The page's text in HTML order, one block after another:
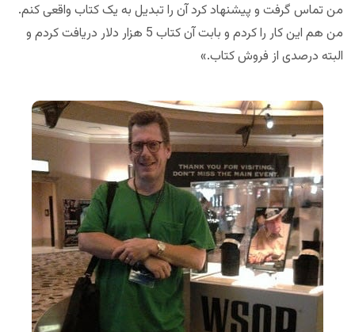
من تماس گرفت و پیشنهاد کرد آن را تبدیل به یک کتاب واقعی کنم.
من هم این کار را کردم و بابت آن کتاب 5 هزار دلار دریافت کردم و
البته درصدی از فروش کتاب.»